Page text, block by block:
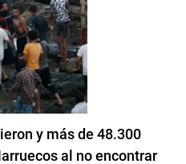
y más de 48.300
al no encontrar